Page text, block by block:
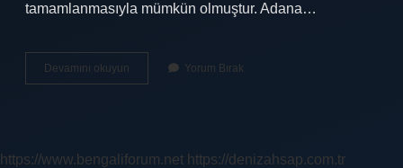
tamamlanmasıyla mümkün olmuştur. Adana…
Devamını okuyun Türkiyede
Ilk
Yorum Bırak
https://www.bengaliforum.net https://denizahsap.com.tr